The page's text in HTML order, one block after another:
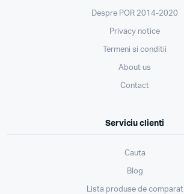
Despre POR 2014-2020
Privacy notice
Termeni si conditii
About us
Contact
Serviciu clienti
Cauta
Blog
Lista produse de comparat